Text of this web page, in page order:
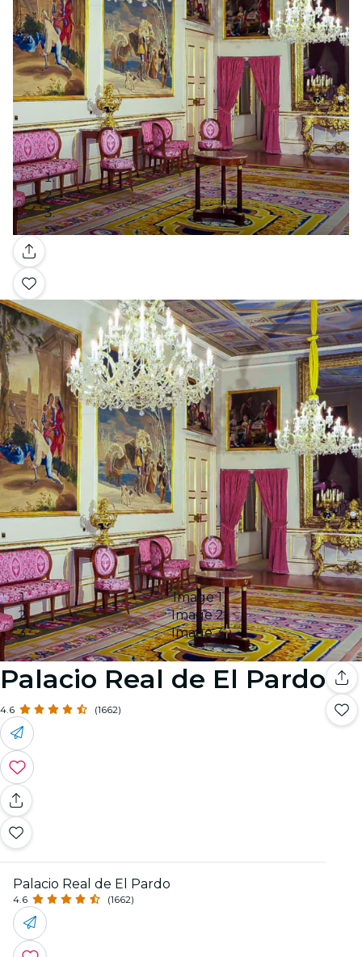
Galería
Image 1
Image 2
Image 3
Palacio Real de El Pardo
4.6 (1662)
Palacio Real de El Pardo
4.6 (1662)